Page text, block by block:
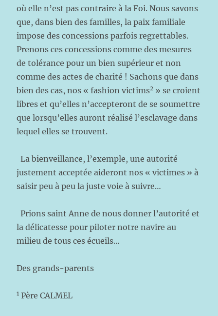
où elle n’est pas contraire à la Foi. Nous savons
que, dans bien des familles, la paix familiale
impose des concessions parfois regrettables.
Prenons ces concessions comme des mesures
de tolérance pour un bien supérieur et non
comme des actes de charité ! Sachons que dans
bien des cas, nos « fashion victims2 » se croient
libres et qu’elles n’accepteront de se soumettre
que lorsqu’elles auront réalisé l’esclavage dans
lequel elles se trouvent.
La bienveillance, l’exemple, une autorité
justement acceptée aideront nos « victimes » à
saisir peu à peu la juste voie à suivre…
Prions saint Anne de nous donner l’autorité et
la délicatesse pour piloter notre navire au
milieu de tous ces écueils…
Des grands-parents
1 Père CALMEL